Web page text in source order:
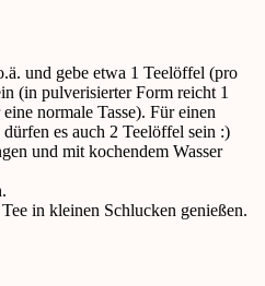
und gebe etwa 1 Teelöffel (pro
(in pulverisierter Form reicht 1
normale Tasse). Für einen
es auch 2 Teelöffel sein :)
und mit kochendem Wasser
in kleinen Schlucken genießen.